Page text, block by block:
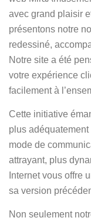
avec grand plaisir
présentons notre
redessiné,
Notre site a été
votre expérience
facilement à
Cette initiative
plus
mode de
attrayant, plus
Internet vous offre
sa version
Non seulement